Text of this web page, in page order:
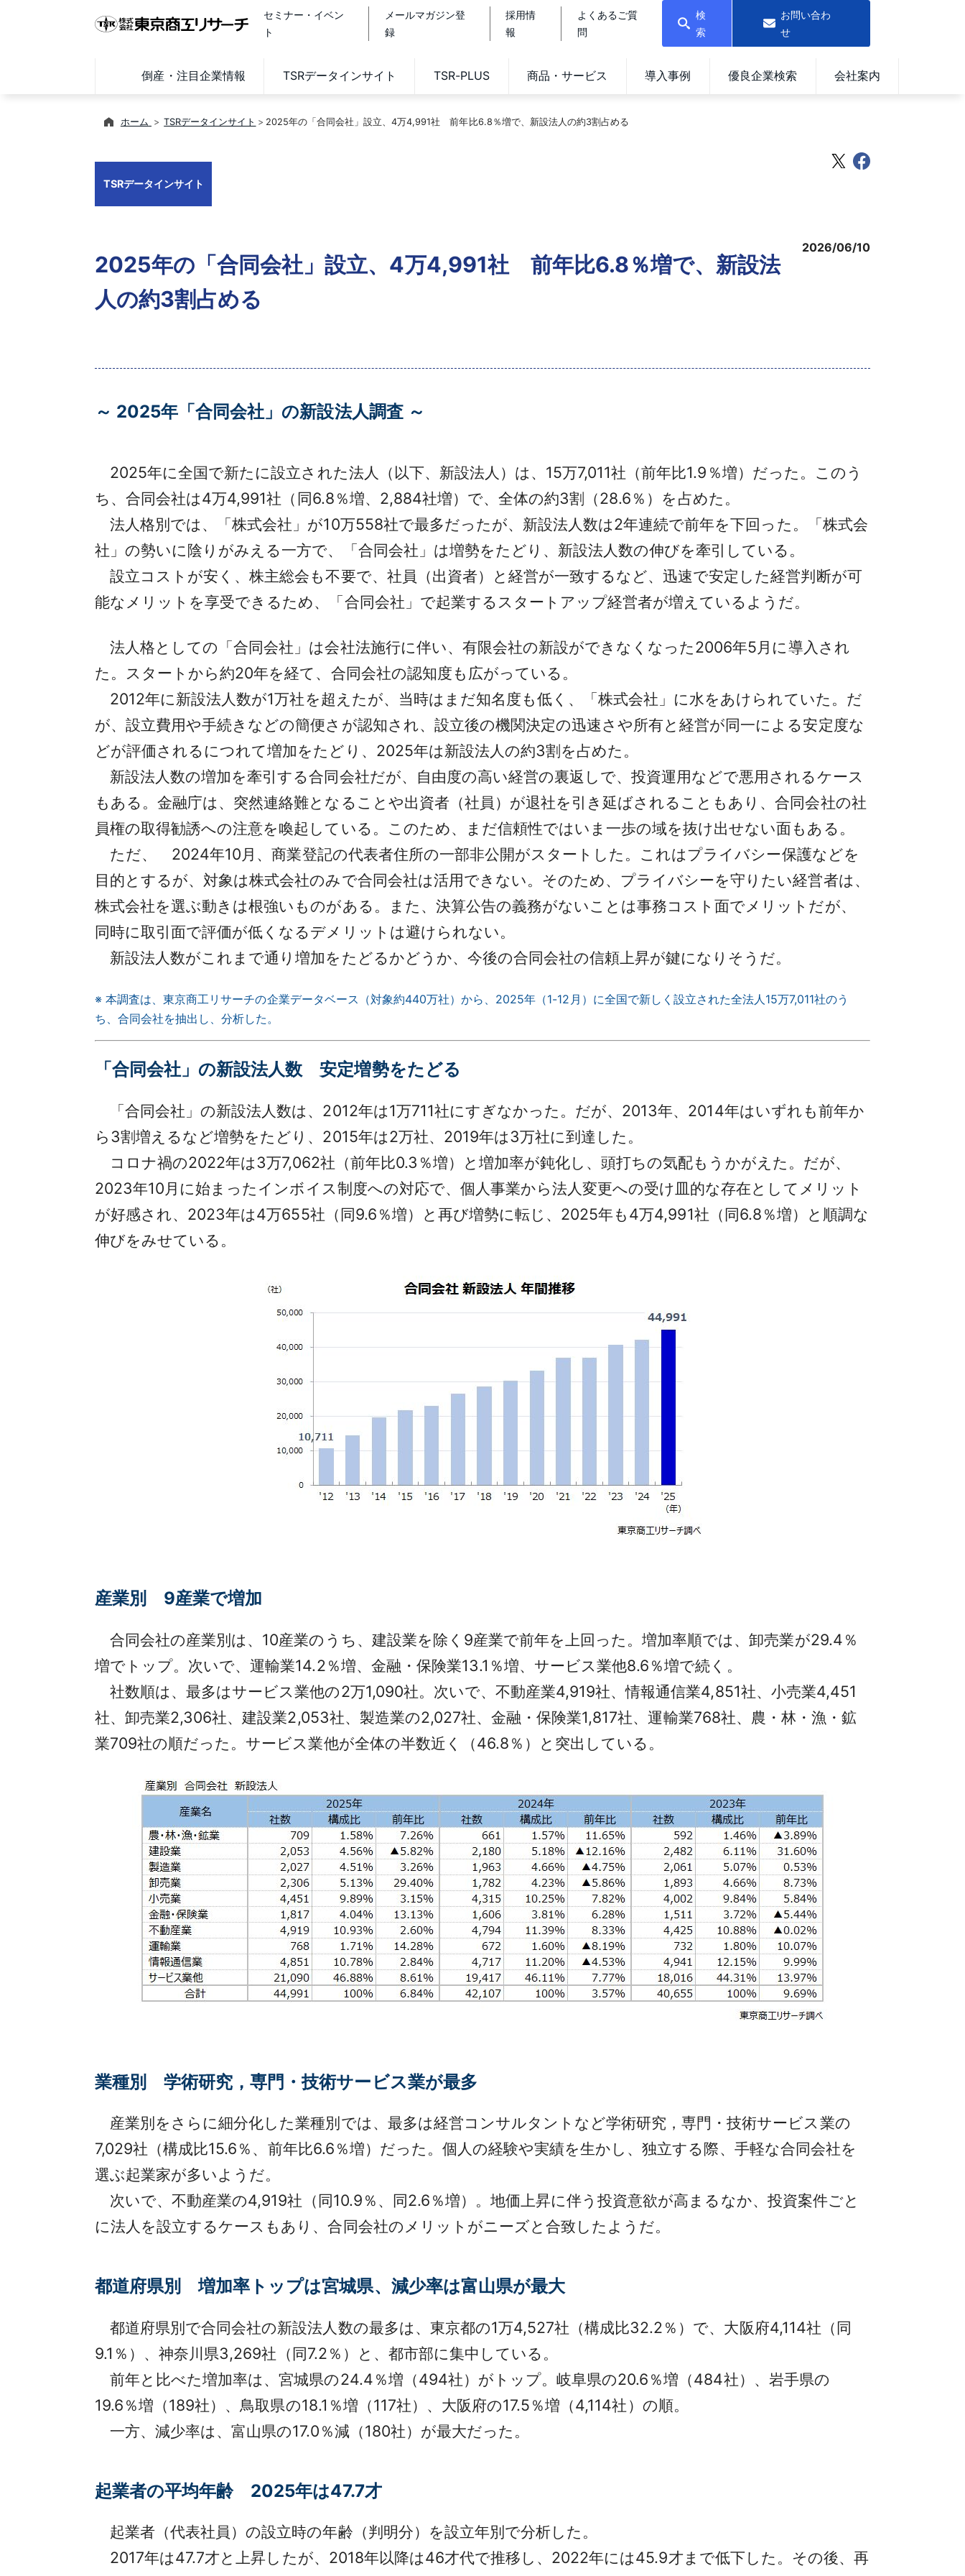
セミナー・イベン
ト
メールマガジン登
録
採用情
報
よくあるご質
問
検
索
お問い合わ
せ
倒産・注目企業情報 TSRデータインサイト TSR-PLUS 商品・サービス 導入事例 優良企業検索 会社案内
ホーム TSRデータインサイト 2025年の「合同会社」設立、4万4,991社 前年比6.8％増で、新設法人の約3割占める
TSRデータインサイト
2025年の「合同会社」設立、4万4,991社 前年比6.8％増で、新設法
人の約3割占める
2026/06/10
～ 2025年「合同会社」の新設法人調査 ～
2025年に全国で新たに設立された法人（以下、新設法人）は、15万7,011社（前年比1.9％増）だった。このう
ち、合同会社は4万4,991社（同6.8％増、2,884社増）で、全体の約3割（28.6％）を占めた。
法人格別では、「株式会社」が10万558社で最多だったが、新設法人数は2年連続で前年を下回った。「株式会
社」の勢いに陰りがみえる一方で、「合同会社」は増勢をたどり、新設法人数の伸びを牽引している。
設立コストが安く、株主総会も不要で、社員（出資者）と経営が一致するなど、迅速で安定した経営判断が可
能なメリットを享受できるため、「合同会社」で起業するスタートアップ経営者が増えているようだ。
法人格としての「合同会社」は会社法施行に伴い、有限会社の新設ができなくなった2006年5月に導入され
た。スタートから約20年を経て、合同会社の認知度も広がっている。
2012年に新設法人数が1万社を超えたが、当時はまだ知名度も低く、「株式会社」に水をあけられていた。だ
が、設立費用や手続きなどの簡便さが認知され、設立後の機関決定の迅速さや所有と経営が同一による安定度な
どが評価されるにつれて増加をたどり、2025年は新設法人の約3割を占めた。
新設法人数の増加を牽引する合同会社だが、自由度の高い経営の裏返しで、投資運用などで悪用されるケース
もある。金融庁は、突然連絡難となることや出資者（社員）が退社を引き延ばされることもあり、合同会社の社
員権の取得勧誘への注意を喚起している。このため、まだ信頼性ではいま一歩の域を抜け出せない面もある。
ただ、 2024年10月、商業登記の代表者住所の一部非公開がスタートした。これはプライバシー保護などを
目的とするが、対象は株式会社のみで合同会社は活用できない。そのため、プライバシーを守りたい経営者は、
株式会社を選ぶ動きは根強いものがある。また、決算公告の義務がないことは事務コスト面でメリットだが、
同時に取引面で評価が低くなるデメリットは避けられない。
新設法人数がこれまで通り増加をたどるかどうか、今後の合同会社の信頼上昇が鍵になりそうだ。
※ 本調査は、東京商工リサーチの企業データベース（対象約440万社）から、2025年（1-12月）に全国で新しく設立された全法人15万7,011社のう
ち、合同会社を抽出し、分析した。
「合同会社」の新設法人数 安定増勢をたどる
「合同会社」の新設法人数は、2012年は1万711社にすぎなかった。だが、2013年、2014年はいずれも前年か
ら3割増えるなど増勢をたどり、2015年は2万社、2019年は3万社に到達した。
コロナ禍の2022年は3万7,062社（前年比0.3％増）と増加率が鈍化し、頭打ちの気配もうかがえた。だが、
2023年10月に始まったインボイス制度への対応で、個人事業から法人変更への受け皿的な存在としてメリット
が好感され、2023年は4万655社（同9.6％増）と再び増勢に転じ、2025年も4万4,991社（同6.8％増）と順調な
伸びをみせている。
産業別 9産業で増加
合同会社の産業別は、10産業のうち、建設業を除く9産業で前年を上回った。増加率順では、卸売業が29.4％
増でトップ。次いで、運輸業14.2％増、金融・保険業13.1％増、サービス業他8.6％増で続く。
社数順は、最多はサービス業他の2万1,090社。次いで、不動産業4,919社、情報通信業4,851社、小売業4,451
社、卸売業2,306社、建設業2,053社、製造業の2,027社、金融・保険業1,817社、運輸業768社、農・林・漁・鉱
業709社の順だった。サービス業他が全体の半数近く（46.8％）と突出している。
業種別 学術研究，専門・技術サービス業が最多
産業別をさらに細分化した業種別では、最多は経営コンサルタントなど学術研究，専門・技術サービス業の
7,029社（構成比15.6％、前年比6.6％増）だった。個人の経験や実績を生かし、独立する際、手軽な合同会社を
選ぶ起業家が多いようだ。
次いで、不動産業の4,919社（同10.9％、同2.6％増）。地価上昇に伴う投資意欲が高まるなか、投資案件ごと
に法人を設立するケースもあり、合同会社のメリットがニーズと合致したようだ。
都道府県別 増加率トップは宮城県、減少率は富山県が最大
都道府県別で合同会社の新設法人数の最多は、東京都の1万4,527社（構成比32.2％）で、大阪府4,114社（同
9.1％）、神奈川県3,269社（同7.2％）と、都市部に集中している。
前年と比べた増加率は、宮城県の24.4％増（494社）がトップ。岐阜県の20.6％増（484社）、岩手県の
19.6％増（189社）、鳥取県の18.1％増（117社）、大阪府の17.5％増（4,114社）の順。
一方、減少率は、富山県の17.0％減（180社）が最大だった。
起業者の平均年齢 2025年は47.7才
起業者（代表社員）の設立時の年齢（判明分）を設立年別で分析した。
2017年は47.7才と上昇したが、2018年以降は46才代で推移し、2022年には45.9才まで低下した。その後、再